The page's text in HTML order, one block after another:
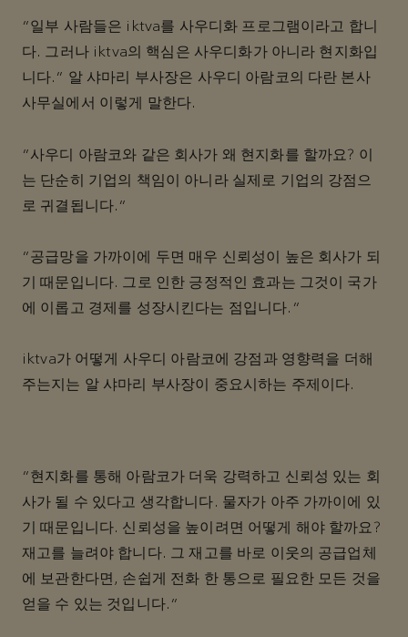
“일부 사람들은 iktva를 사우디화 프로그램이라고 합니
다. 그러나 iktva의 핵심은 사우디화가 아니라 현지화입
니다." 알 샤마리 부사장은 사우디 아람코의 다란 본사
사무실에서 이렇게 말한다.
“사우디 아람코와 같은 회사가 왜 현지화를 할까요? 이
는 단순히 기업의 책임이 아니라 실제로 기업의 강점으
로 귀결됩니다.”
“공급망을 가까이에 두면 매우 신뢰성이 높은 회사가 되
기 때문입니다. 그로 인한 긍정적인 효과는 그것이 국가
에 이롭고 경제를 성장시킨다는 점입니다.”
iktva가 어떻게 사우디 아람코에 강점과 영향력을 더해
주는지는 알 샤마리 부사장이 중요시하는 주제이다.
“현지화를 통해 아람코가 더욱 강력하고 신뢰성 있는 회
사가 될 수 있다고 생각합니다. 물자가 아주 가까이에 있
기 때문입니다. 신뢰성을 높이려면 어떻게 해야 할까요?
재고를 늘려야 합니다. 그 재고를 바로 이웃의 공급업체
에 보관한다면, 손쉽게 전화 한 통으로 필요한 모든 것을
얻을 수 있는 것입니다.”